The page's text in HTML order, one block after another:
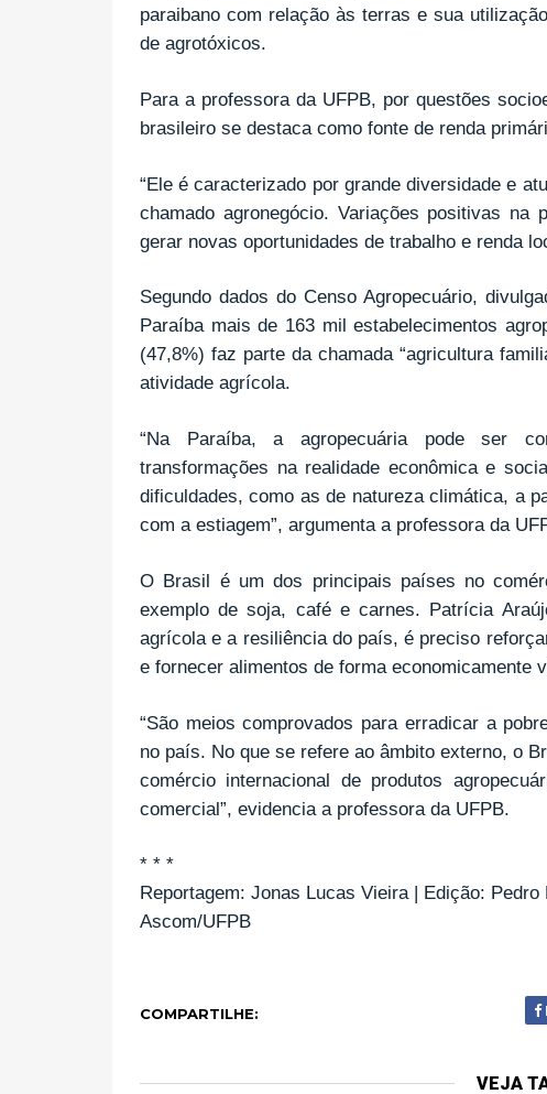
paraibano com relação às terras e sua
de agrotóxicos.
Para a professora da UFPB, por questões
brasileiro se destaca como fonte de renda
“Ele é caracterizado por grande diversidade e
chamado agronegócio. Variações positivas na
gerar novas oportunidades de trabalho e renda
Segundo dados do Censo Agropecuário,
Paraíba mais de 163 mil estabelecimentos
(47,8%) faz parte da chamada “agricultura
atividade agrícola.
“Na Paraíba, a agropecuária pode ser
transformações na realidade econômica e
dificuldades, como as de natureza climática, a
com a estiagem”, argumenta a professora da
O Brasil é um dos principais países no
exemplo de soja, café e carnes. Patrícia
agrícola e a resiliência do país, é preciso
e fornecer alimentos de forma economicamente
“São meios comprovados para erradicar a
no país. No que se refere ao âmbito externo, o
comércio internacional de produtos
comercial”, evidencia a professora da UFPB.
* * *
Reportagem: Jonas Lucas Vieira | Edição: Pedro
Ascom/UFPB
COMPARTILHE:
VEJA